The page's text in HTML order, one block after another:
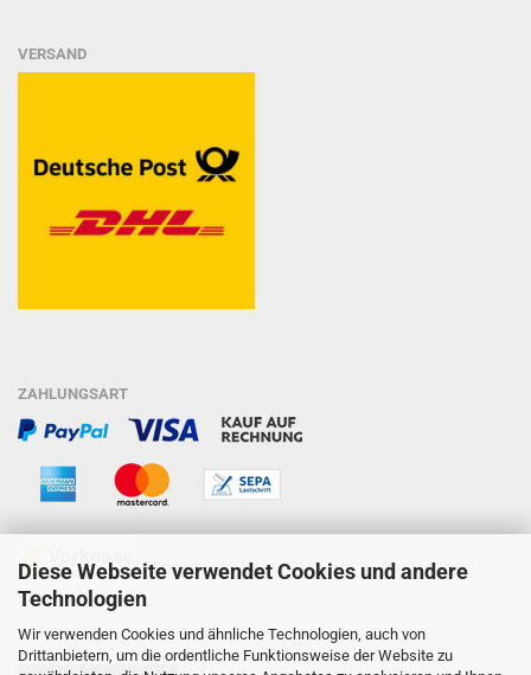
Diese Webseite verwendet Cookies und andere
Technologien
Wir verwenden Cookies und ähnliche Technologien, auch von
Drittanbietern, um die ordentliche Funktionsweise der Website zu
VERSAND
ZAHLUNGSART